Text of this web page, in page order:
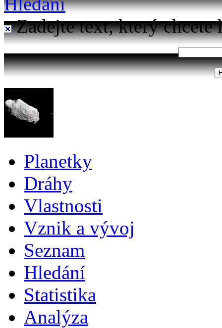
Zadejte text, který chcete
Planetky
Dráhy
Vlastnosti
Vznik a vývoj
Seznam
Hledání
Statistika
Analýza